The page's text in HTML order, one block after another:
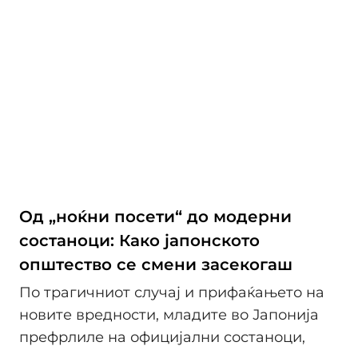
Од „ноќни посети“ до модерни
состаноци: Како јапонското
општество се смени засекогаш
По трагичниот случај и прифаќањето на
новите вредности, младите во Јапонија
префрлиле на официјални состаноци,